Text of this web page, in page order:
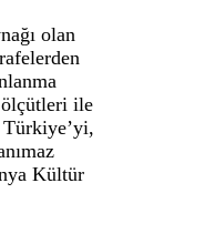
olan
ölçütleri ile
Kültür